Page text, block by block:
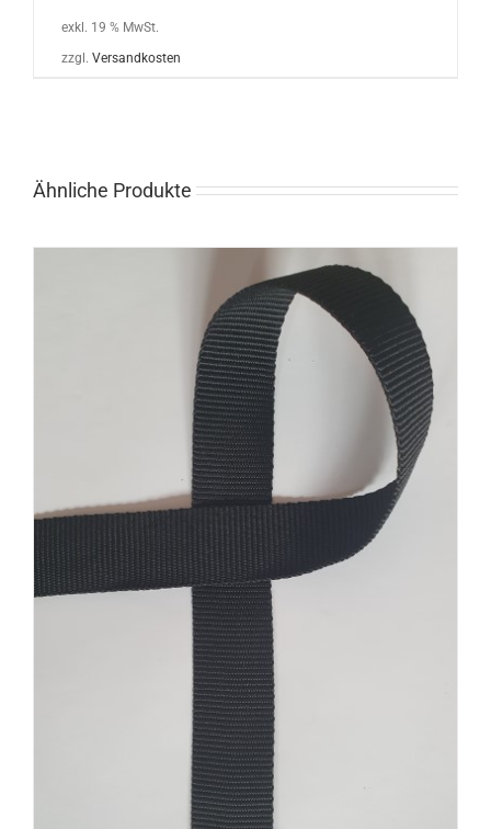
exkl. 19 % MwSt.
zzgl. Versandkosten
Ähnliche Produkte